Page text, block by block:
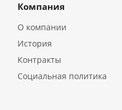
Компания
О компании
История
Контракты
Социальная политика